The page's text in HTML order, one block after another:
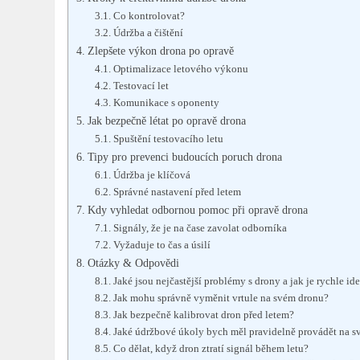
Co kontrolovat?
Údržba a čištění
Zlepšete výkon drona po opravě
Optimalizace letového výkonu
Testovací let
Komunikace s oponenty
Jak bezpečně létat po opravě drona
Spuštění testovacího letu
Tipy pro prevenci budoucích poruch drona
Údržba je klíčová
Správné nastavení před letem
Kdy vyhledat odbornou pomoc při opravě drona
Signály, že je na čase zavolat odborníka
Vyžaduje to čas a úsilí
Otázky & Odpovědi
Jaké jsou nejčastější problémy s drony a jak je rychle
Jak mohu správně vyměnit vrtule na svém dronu?
Jak bezpečně kalibrovat dron před letem?
Jaké údržbové úkoly bych měl pravidelně provádět na
Co dělat, když dron ztratí signál během letu?